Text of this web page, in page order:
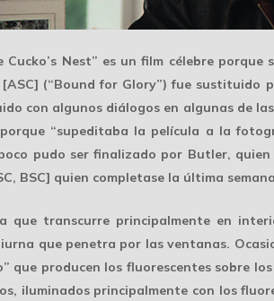
Nest” es un film célebre
[ASC] (“Bound for Glory”) fue sustituido
con algunos diálogos en algunas de
“supeditaba la película a la
pudo ser finalizado por Butler,
BSC] quien completase la última
que transcurre principalmente en
que penetra por las ventanas.
que producen los fluorescentes sobre
iluminados principalmente con los